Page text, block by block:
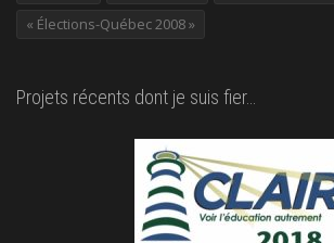
« Élections-Québec 2008 »
Projets récents dont je suis fier…